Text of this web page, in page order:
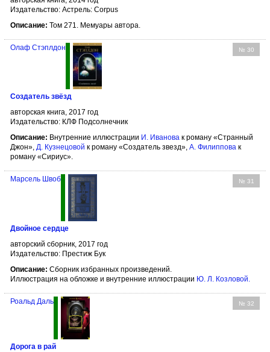
Издательство: Астрель: Corpus
Описание: Том 271. Мемуары автора.
№ 30
Олаф Стэплдон
Создатель звёзд
авторская книга, 2017 год
Издательство: КЛФ Подсолнечник
Описание: Внутренние иллюстрации И. Иванова к роману «Странный
Джон», Д. Кузнецовой к роману «Создатель звезд», А. Филипповa к
роману «Сириус».
№ 31
Марсель Швоб
Двойное сердце
авторский сборник, 2017 год
Издательство: Престиж Бук
Описание: Сборник избранных произведений.
Иллюстрация на обложке и внутренние иллюстрации Ю. Л. Козловой.
№ 32
Роальд Даль
Дорога в рай